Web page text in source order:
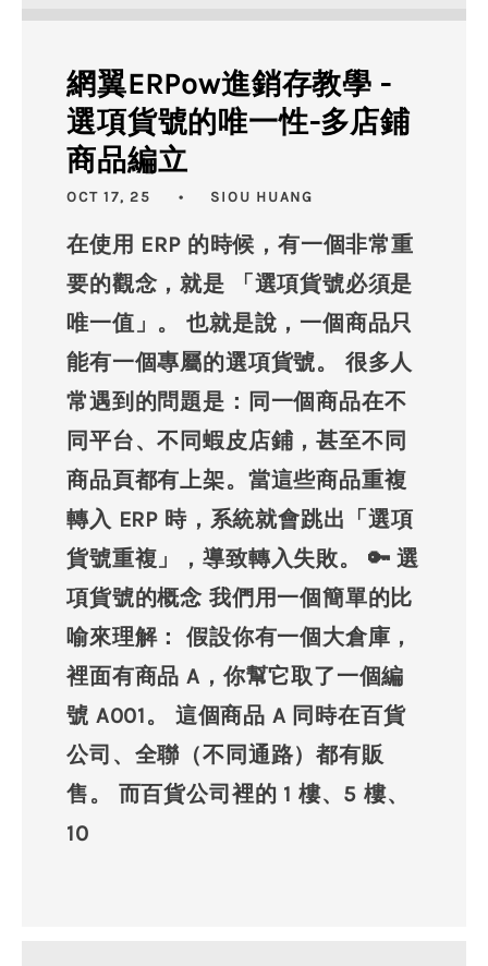
網翼ERPow進銷存教學 -
選項貨號的唯一性-多店鋪
商品編立
OCT 17, 25 SIOU HUANG
在使用 ERP 的時候，有一個非常重
要的觀念，就是 「選項貨號必須是
唯一值」。 也就是說，一個商品只
能有一個專屬的選項貨號。 很多人
常遇到的問題是：同一個商品在不
同平台、不同蝦皮店鋪，甚至不同
商品頁都有上架。當這些商品重複
轉入 ERP 時，系統就會跳出「選項
貨號重複」，導致轉入失敗。 🔑 選
項貨號的概念 我們用一個簡單的比
喻來理解： 假設你有一個大倉庫，
裡面有商品 A，你幫它取了一個編
號 A001。 這個商品 A 同時在百貨
公司、全聯（不同通路）都有販
售。 而百貨公司裡的 1 樓、5 樓、
10